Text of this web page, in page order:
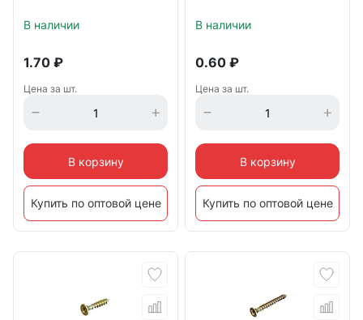
В наличии
1.70 ₽
Цена за шт.
В корзину
Купить по оптовой цене
В наличии
0.60 ₽
Цена за шт.
В корзину
Купить по оптовой цене